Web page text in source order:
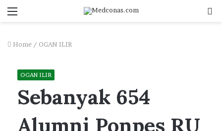
Menu
Home / OGAN ILIR
OGAN ILIR
Sebanyak 654
Alumni Ponpes RU